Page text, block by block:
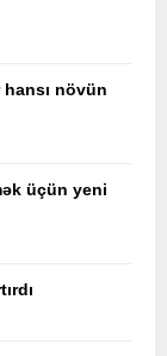
hansı növün
üçün yeni